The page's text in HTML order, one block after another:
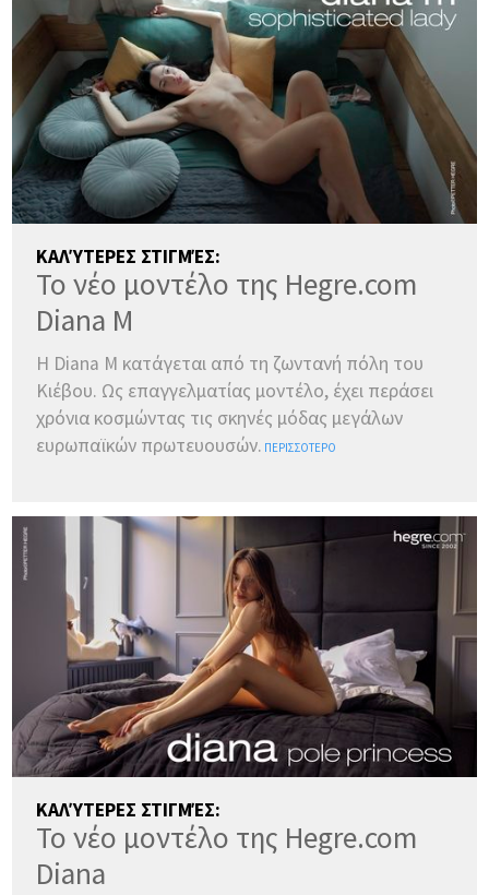
ΚΑΛΎΤΕΡΕΣ ΣΤΙΓΜΈΣ:
Το νέο μοντέλο της Hegre.com
Diana M
Η Diana M κατάγεται από τη ζωντανή πόλη του
Κιέβου. Ως επαγγελματίας μοντέλο, έχει περάσει
χρόνια κοσμώντας τις σκηνές μόδας μεγάλων
ευρωπαϊκών πρωτευουσών. ΠΕΡΙΣΣΌΤΕΡΟ
ΚΑΛΎΤΕΡΕΣ ΣΤΙΓΜΈΣ:
Το νέο μοντέλο της Hegre.com
Diana